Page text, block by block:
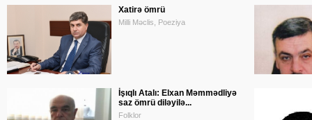
Xatirə ömrü
Milli Məclis, Poeziya
İşıqlı Atalı: Elxan Məmmədliyə
saz ömrü diləyilə...
Folklor